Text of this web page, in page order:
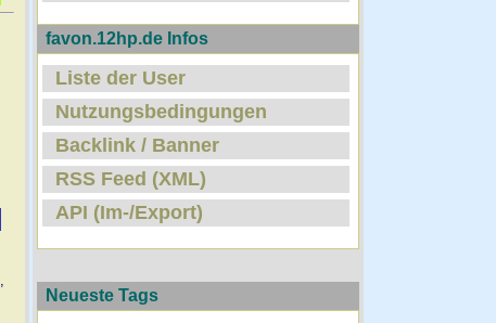
,
favon.12hp.de Infos
Liste der User
Nutzungsbedingungen
Backlink / Banner
RSS Feed (XML)
API (Im-/Export)
Neueste Tags